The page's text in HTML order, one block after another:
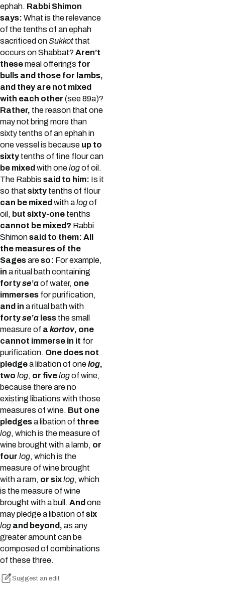
ephah. Rabbi Shimon
says: What is the relevance
of the tenths of an ephah
sacrificed onSukkotthat
occurs on Shabbat? Aren’t
thesemeal offerings for
bulls and those for lambs,
and they are not mixed
with each other (see 89a)?
Rather, the reason that one
may not bring more than
sixty tenths of an ephah in
one vessel is because up to
sixty tenths of fine flour can
be mixed with onelogof oil.
The Rabbissaid to him: Is it
so that sixty tenths of flour
can be mixed with alogof
oil, but sixty-one tenths
cannot be mixed? Rabbi
Shimonsaid to them: All
the measures of the
Sagesareso: For example,
in a ritual bath containing
fortyse’aof water, one
immerses for purification,
and in a ritual bath with
fortyse’a less the small
measure of a kortov, one
cannot immerse in it for
purification. One does not
pledgea libation of onelog,
two log, or fivelogof wine,
because there are no
existing libations with those
measures of wine. But one
pledgesa libation of three
log, which is the measure of
wine brought with a lamb, or
four log, which is the
measure of wine brought
with a ram, or sixlog, which
is the measure of wine
brought with a bull. And one
may pledge a libation of six
log and beyond, as any
greater amount can be
composed of combinations
of these three.
Suggest an edit